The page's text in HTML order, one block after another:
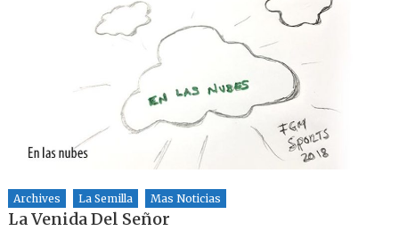
Archives La Semilla Mas Noticias
La Venida Del Señor